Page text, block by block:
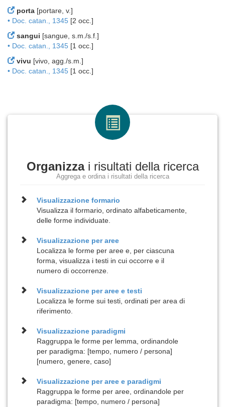
porta [portare, v.]
• Doc. catan., 1345 [2 occ.]
sangui [sangue, s.m./s.f.]
• Doc. catan., 1345 [1 occ.]
vivu [vivo, agg./s.m.]
• Doc. catan., 1345 [1 occ.]
Organizzai risultati della ricerca
Aggrega e ordina i risultati della ricerca
Visualizzazioneformario
Visualizza il formario, ordinato alfabeticamente,
delle forme individuate.
Visualizzazione peraree
Localizza le forme per aree e, per ciascuna
forma, visualizza i testi in cui occorre e il
numero di occorrenze.
Visualizzazione peraree e testi
Localizza le forme sui testi, ordinati per area di
riferimento.
Visualizzazione paradigmi
Raggruppa le forme per lemma, ordinandole
per paradigma: [tempo, numero / persona]
[numero, genere, caso]
Visualizzazione peraree e paradigmi
Raggruppa le forme per aree, ordinandole per
paradigma: [tempo, numero / persona]